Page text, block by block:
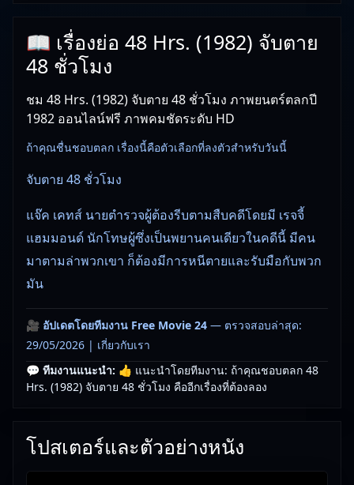
📖 เรื่องย่อ 48 Hrs. (1982) จับตาย
48 ชั่วโมง
ชม 48 Hrs. (1982) จับตาย 48 ชั่วโมง ภาพยนตร์ตลกปี
1982 ออนไลน์ฟรี ภาพคมชัดระดับ HD
ถ้าคุณชื่นชอบตลก เรื่องนี้คือตัวเลือกที่ลงตัวสำหรับวันนี้
จับตาย 48 ชั่วโมง
แจ๊ค เคทส์ นายตำรวจผู้ต้องรีบตามสืบคดีโดยมี เรจจี้
แฮมมอนด์ นักโทษผู้ซึ่งเป็นพยานคนเดียวในคดีนี้ มีคน
มาตามล่าพวกเขา ก็ต้องมีการหนีตายและรับมือกับพวก
มัน
🎥 อัปเดตโดยทีมงาน Free Movie 24 — ตรวจสอบล่าสุด:
29/05/2026 | เกี่ยวกับเรา
💬 ทีมงานแนะนำ: 👍 แนะนำโดยทีมงาน: ถ้าคุณชอบตลก 48
Hrs. (1982) จับตาย 48 ชั่วโมง คืออีกเรื่องที่ต้องลอง
โปสเตอร์และตัวอย่างหนัง